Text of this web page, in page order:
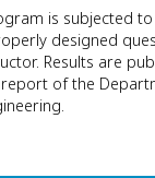
is subjected
designed
Results are
of the